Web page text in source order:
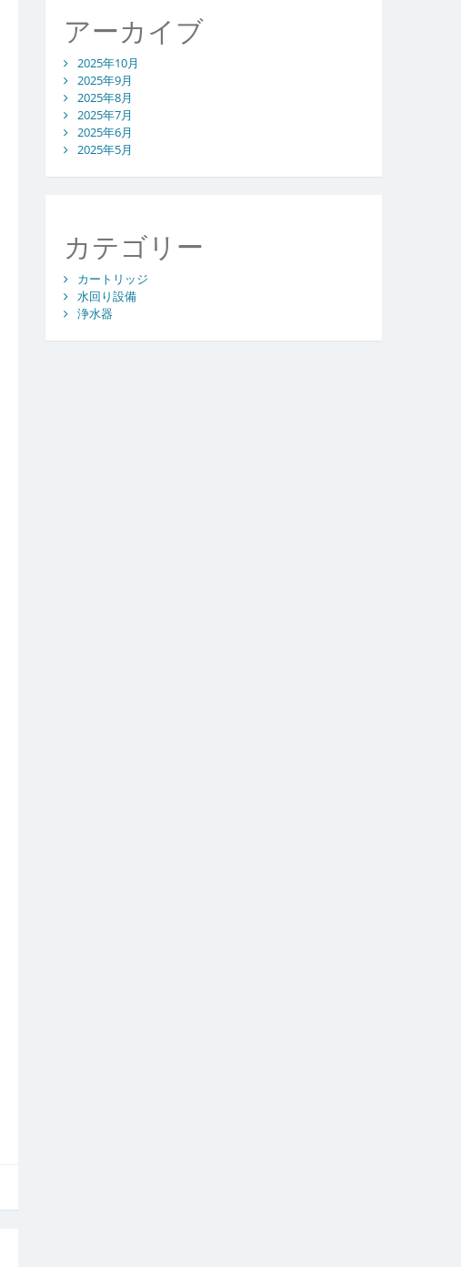
アーカイブ
2025年10月
2025年9月
2025年8月
2025年7月
2025年6月
2025年5月
カテゴリー
カートリッジ
水回り設備
浄水器